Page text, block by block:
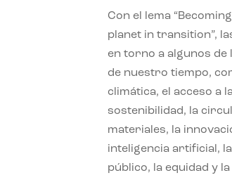
Con el lema
planet in transition”,
en torno a algunos
de nuestro tiempo,
climática, el acceso a
sostenibilidad, la
materiales, la
inteligencia artificial,
público, la equidad y